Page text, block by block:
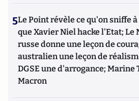
5Le Point révèle ce qu'on sniffe
que Xavier Niel hacke l'Etat; Le
russe donne une leçon de
australien une leçon de
DGSE une d'arrogance;
Macron